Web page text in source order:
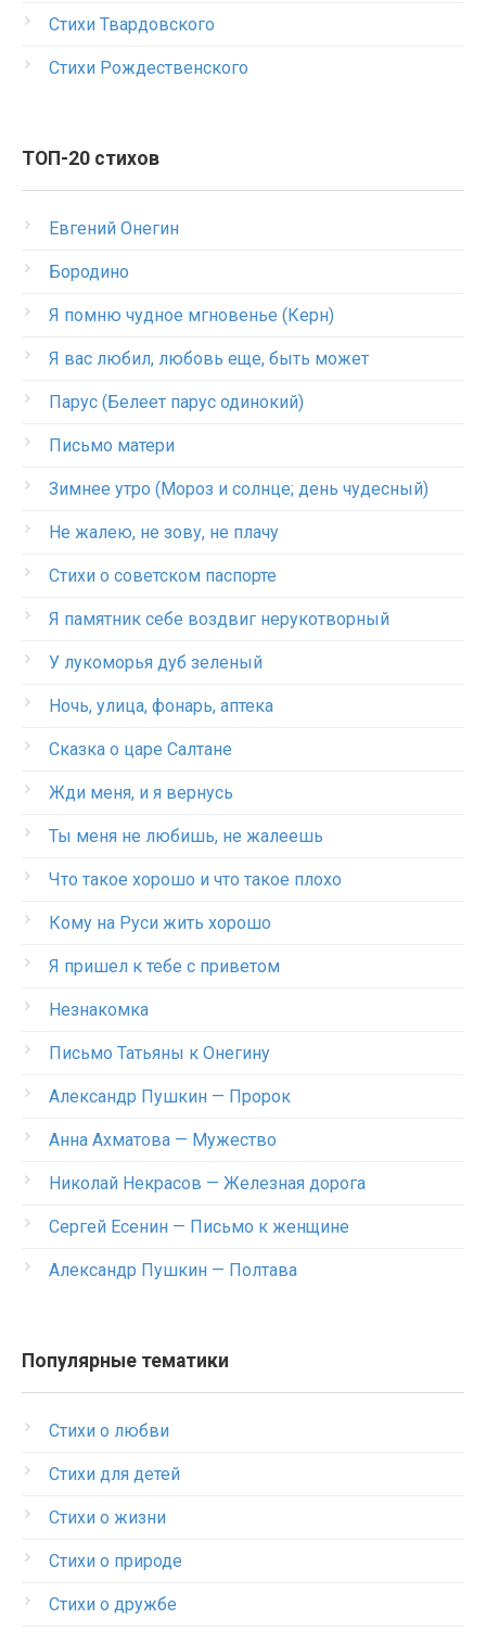
Стихи Твардовского
Стихи Рождественского
ТОП-20 стихов
Евгений Онегин
Бородино
Я помню чудное мгновенье (Керн)
Я вас любил, любовь еще, быть может
Парус (Белеет парус одинокий)
Письмо матери
Зимнее утро (Мороз и солнце; день чудесный)
Не жалею, не зову, не плачу
Стихи о советском паспорте
Я памятник себе воздвиг нерукотворный
У лукоморья дуб зеленый
Ночь, улица, фонарь, аптека
Сказка о царе Салтане
Жди меня, и я вернусь
Ты меня не любишь, не жалеешь
Что такое хорошо и что такое плохо
Кому на Руси жить хорошо
Я пришел к тебе с приветом
Незнакомка
Письмо Татьяны к Онегину
Александр Пушкин — Пророк
Анна Ахматова — Мужество
Николай Некрасов — Железная дорога
Сергей Есенин — Письмо к женщине
Александр Пушкин — Полтава
Популярные тематики
Стихи о любви
Стихи для детей
Стихи о жизни
Стихи о природе
Стихи о дружбе